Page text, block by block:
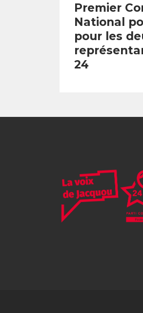
Premier
National
pour les
24